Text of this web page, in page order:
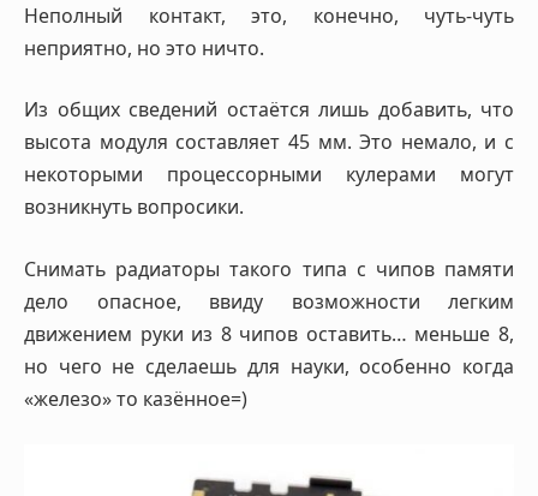
Неполный контакт, это, конечно, чуть-чуть
неприятно, но это ничто.
Из общих сведений остаётся лишь добавить, что
высота модуля составляет 45 мм. Это немало, и с
некоторыми процессорными кулерами могут
возникнуть вопросики.
Снимать радиаторы такого типа с чипов памяти
дело опасное, ввиду возможности легким
движением руки из 8 чипов оставить… меньше 8,
но чего не сделаешь для науки, особенно когда
«железо» то казённое=)